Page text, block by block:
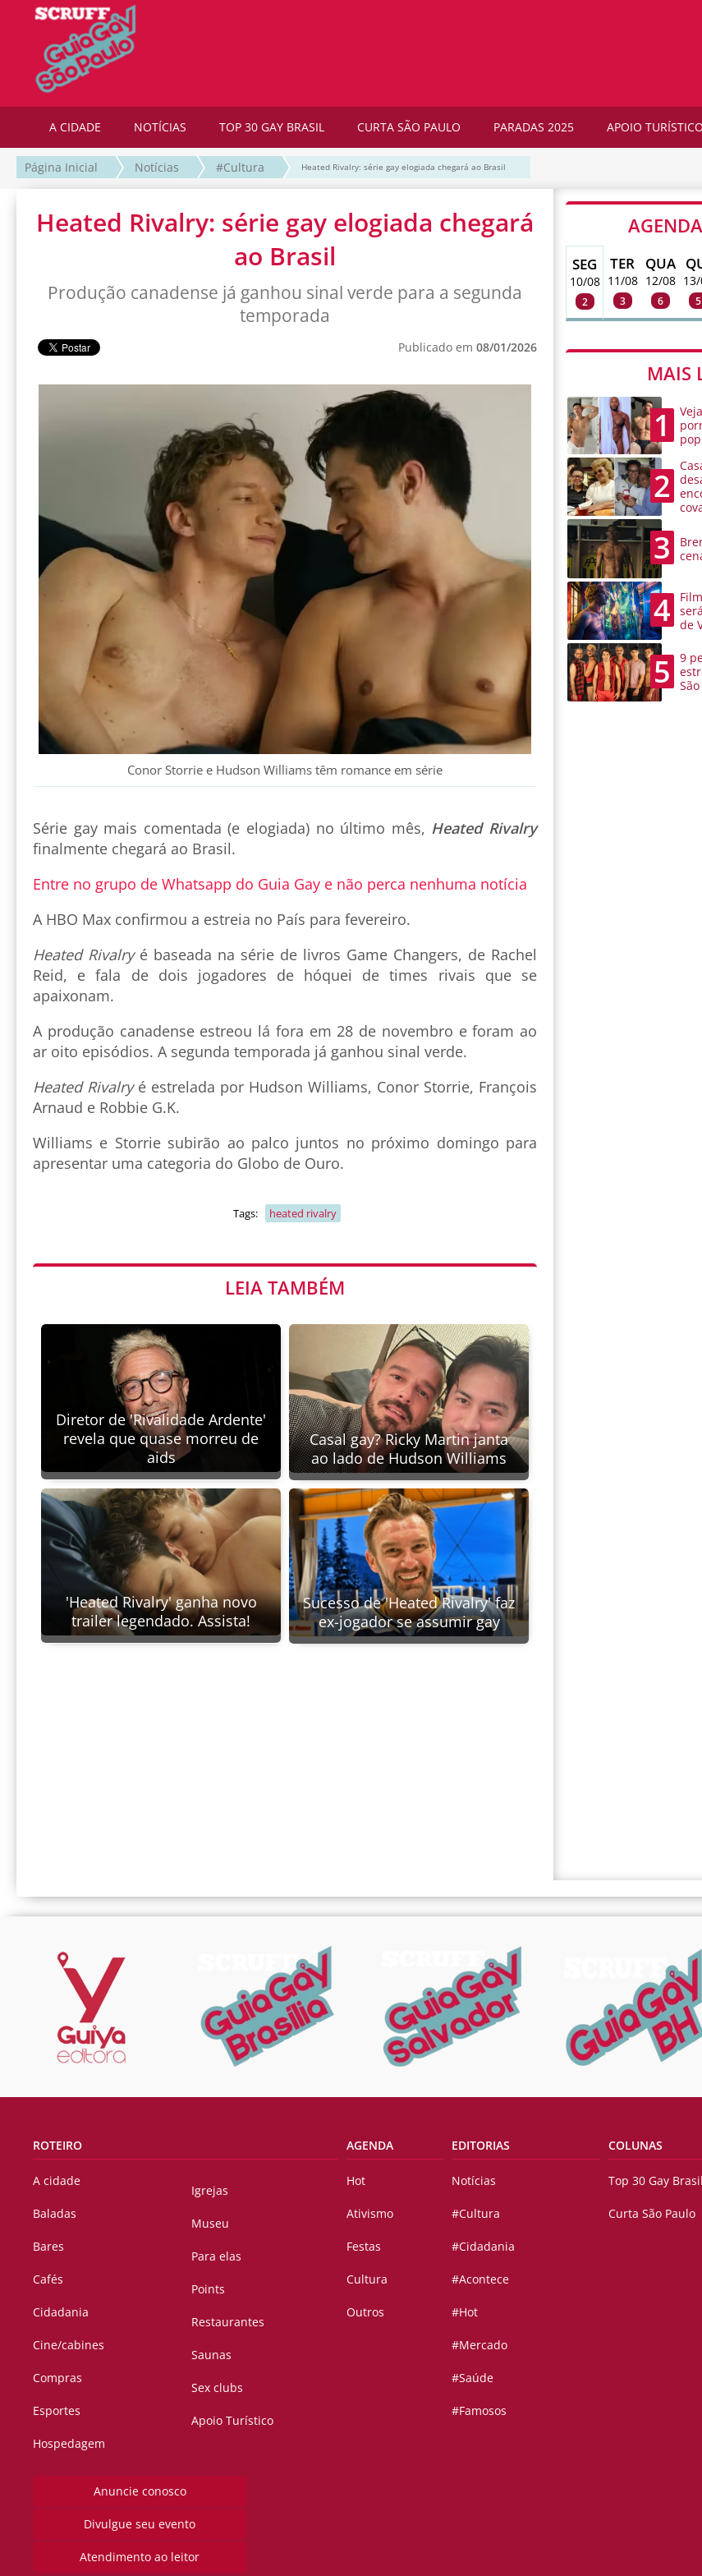
A CIDADE NOTÍCIAS TOP 30 GAY BRASIL CURTA SÃO PAULO PARADAS 2025 APOIO TURÍSTICO
Página Inicial Notícias #Cultura Heated Rivalry: série gay elogiada chegará ao Brasil
Heated Rivalry: série gay elogiada chegará
ao Brasil
Produção canadense já ganhou sinal verde para a segunda
temporada
Publicado em 08/01/2026
Conor Storrie e Hudson Williams têm romance em série
Série gay mais comentada (e elogiada) no último mês, Heated Rivalry
finalmente chegará ao Brasil.
Entre no grupo de Whatsapp do Guia Gay e não perca nenhuma notícia
A HBO Max confirmou a estreia no País para fevereiro.
Heated Rivalryé baseada na série de livros Game Changers, de Rachel
Reid, e fala de dois jogadores de hóquei de times rivais que se
apaixonam.
A produção canadense estreou lá fora em 28 de novembro e foram ao
ar oito episódios. A segunda temporada já ganhou sinal verde.
Heated Rivalryé estrelada por Hudson Williams, Conor Storrie, François
Arnaud e Robbie G.K.
Williams e Storrie subirão ao palco juntos no próximo domingo para
apresentar uma categoria do Globo de Ouro.
Tags: heated rivalry
LEIA TAMBÉM
Diretor de 'Rivalidade Ardente'
revela que quase morreu de
aids
Casal gay? Ricky Martin janta
ao lado de Hudson Williams
'Heated Rivalry' ganha novo
trailer legendado. Assista!
Sucesso de 'Heated Rivalry' faz
ex-jogador se assumir gay
AGENDA
SEG
10/08
2
TER
11/08
3
QUA
12/08
6 5
MAIS
1
2
3
4
de
5
9
ROTEIRO
A cidade
Baladas
Bares
Cafés
Cidadania
Cine/cabines
Compras
Esportes
Hospedagem
Igrejas
Museu
Para elas
Points
Restaurantes
Saunas
Sex clubs
Apoio Turístico
Anuncie conosco
Divulgue seu evento
Atendimento ao leitor
AGENDA
Hot
Ativismo
Festas
Cultura
Outros
EDITORIAS
Notícias
#Cultura
#Cidadania
#Acontece
#Hot
#Mercado
#Saúde
#Famosos
COLUNAS
Top 30 Gay Brasil
Curta São Paulo